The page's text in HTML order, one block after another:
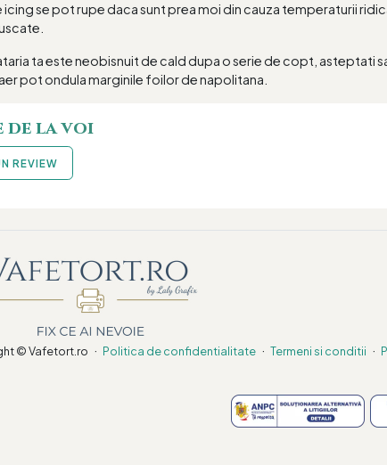
icing se pot rupe daca sunt prea moi din cauza temperaturii
ta este neobisnuit de cald dupa o serie de copt, asteptati
pot ondula marginile foilor de napolitana.
de la voi
REVIEW
© Vafetort.ro · Politica de confidentialitate · Termeni si conditii ·